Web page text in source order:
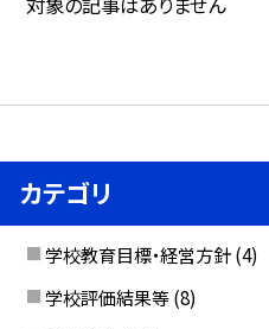
カテゴリ
学校教育目標・経営方針 (4)
学校評価結果等 (8)